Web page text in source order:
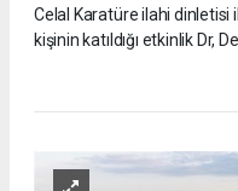
Celal Karatüre ilahi dinletisi
kişinin katıldığı etkinlik Dr,